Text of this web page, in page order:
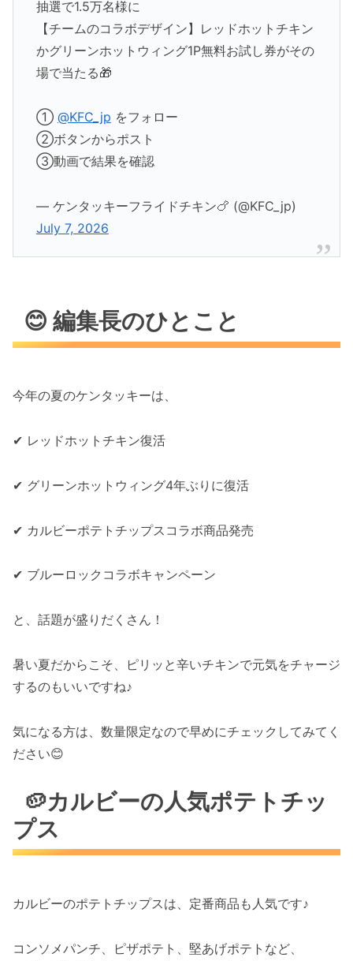
抽選で1.5万名様に
【チームのコラボデザイン】レッドホットチキン
かグリーンホットウィング1P無料お試し券がその
場で当たる🎁
① @KFC_jp をフォロー
②ボタンからポスト
③動画で結果を確認
— ケンタッキーフライドチキン🍗 (@KFC_jp)
July 7, 2026
😊 編集長のひとこと
今年の夏のケンタッキーは、
✔ レッドホットチキン復活
✔ グリーンホットウィング4年ぶりに復活
✔ カルビーポテトチップスコラボ商品発売
✔ ブルーロックコラボキャンペーン
と、話題が盛りだくさん！
暑い夏だからこそ、ピリッと辛いチキンで元気をチャージ
するのもいいですね♪
気になる方は、数量限定なので早めにチェックしてみてく
ださい😊
🥔カルビーの人気ポテトチッ
プス
カルビーのポテトチップスは、定番商品も人気です♪
コンソメパンチ、ピザポテト、堅あげポテトなど、